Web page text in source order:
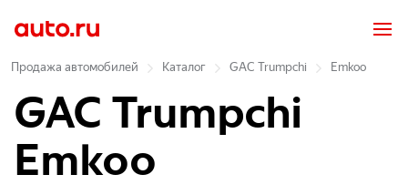
Продажа автомобилей Каталог GAC Trumpchi Emkoo
GAC Trumpchi
Emkoo